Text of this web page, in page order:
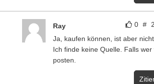
0 #
Ray
Ja, kaufen können, ist aber
Ich finde keine Quelle. Falls
posten.